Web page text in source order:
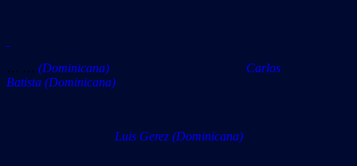
… … (Dominicana) Carlos
Batista (Dominicana)
Luis Gerez (Dominicana)